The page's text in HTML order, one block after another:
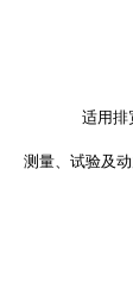
适用排
测量、试验及